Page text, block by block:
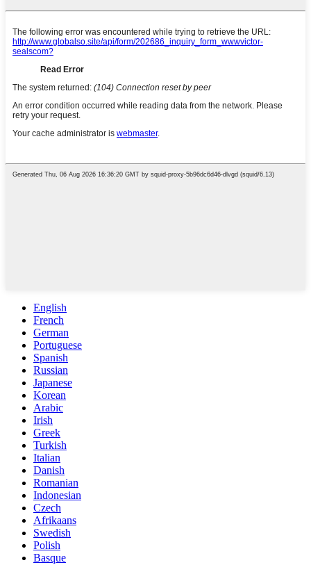
English
French
German
Portuguese
Spanish
Russian
Japanese
Korean
Arabic
Irish
Greek
Turkish
Italian
Danish
Romanian
Indonesian
Czech
Afrikaans
Swedish
Polish
Basque